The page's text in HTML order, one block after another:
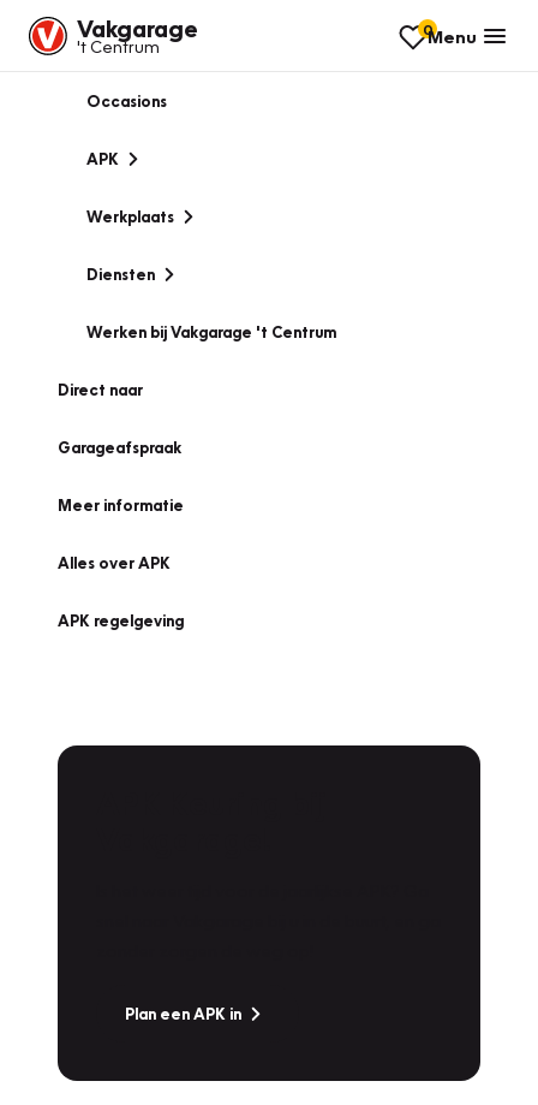
Vakgarage
't Centrum
0Menu
Occasions
APK
Werkplaats
Diensten
Werken bij Vakgarage 't Centrum
Direct naar
Garageafspraak
Meer informatie
Alles over APK
APK regelgeving
Plan een APK in